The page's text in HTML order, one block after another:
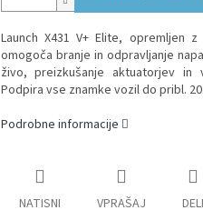
Launch X431 V+ Elite, opremljen
omogoča branje in odpravljanje
živo, preizkušanje aktuatorjev
Podpira vse znamke vozil do pribl.
Podrobne informacije
NATISNI VPRAŠAJ DELI